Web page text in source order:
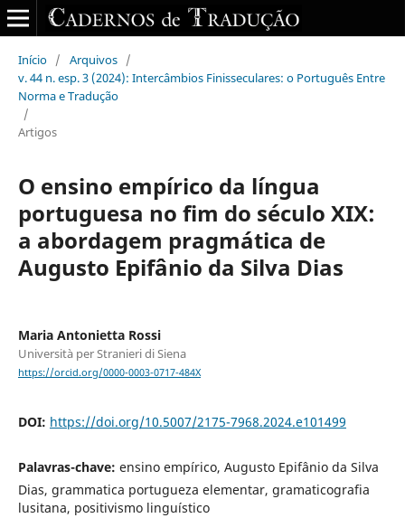
Início / Arquivos /
v. 44 n. esp. 3 (2024): Intercâmbios Finisseculares: o Português Entre
Norma e Tradução
/
Artigos
O ensino empírico da língua
portuguesa no fim do século XIX:
a abordagem pragmática de
Augusto Epifânio da Silva Dias
Maria Antonietta Rossi
Università per Stranieri di Siena
https://orcid.org/0000-0003-0717-484X
DOI: https://doi.org/10.5007/2175-7968.2024.e101499
Palavras-chave: ensino empírico, Augusto Epifânio da Silva
Dias, grammatica portugueza elementar, gramaticografia
lusitana, positivismo linguístico